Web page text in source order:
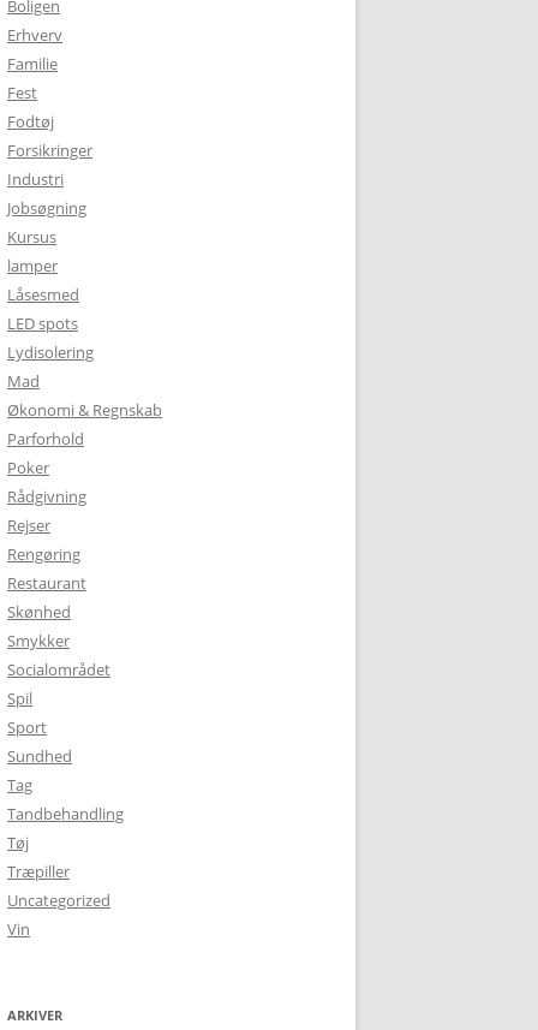
Boligen
Erhverv
Familie
Fest
Fodtøj
Forsikringer
Industri
Jobsøgning
Kursus
lamper
Låsesmed
LED spots
Lydisolering
Mad
Økonomi & Regnskab
Parforhold
Poker
Rådgivning
Rejser
Rengøring
Restaurant
Skønhed
Smykker
Socialområdet
Spil
Sport
Sundhed
Tag
Tandbehandling
Tøj
Træpiller
Uncategorized
Vin
ARKIVER